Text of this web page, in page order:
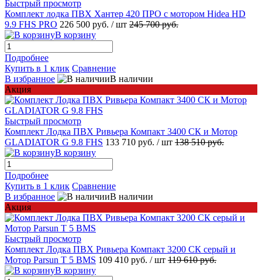
Быстрый просмотр
Комплект лодка ПВХ Хантер 420 ПРО с мотором Hidea HD
9.9 FHS PRO 226 500 руб. / шт 245 700 руб.
В корзину
Подробнее
Купить в 1 клик Сравнение
В избранное
В наличии
Акция
Быстрый просмотр
Комплект Лодка ПВХ Ривьера Компакт 3400 СК и Мотор
GLADIATOR G 9.8 FHS 133 710 руб. / шт 138 510 руб.
В корзину
Подробнее
Купить в 1 клик Сравнение
В избранное
В наличии
Акция
Быстрый просмотр
Комплект Лодка ПВХ Ривьера Компакт 3200 СК серый и
Мотор Parsun T 5 BMS 109 410 руб. / шт 119 610 руб.
В корзину